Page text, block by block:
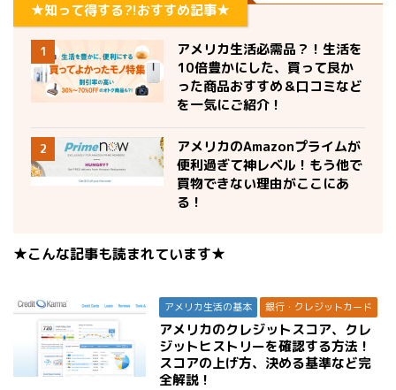
★知って得する?!おすすめ記事★
1
アメリカ生活必需品？！生活を
10倍豊かにした、買って良か
った商品おすすめ＆口コミなど
を一気にご紹介！
2
アメリカのAmazonプライムが
便利過ぎて神レベル！もう他で
買物できない理由がここにあ
る！
★こんな記事も読まれています★
アメリカ生活の基本 銀行・クレジットカード
アメリカのクレジットスコア、クレ
ジットヒストリーを確認する方法！
スコアの上げ方、決める基準など完
全解説！